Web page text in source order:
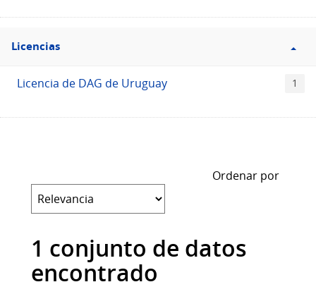
Filtro
Licencias
Licencias
Licencia de DAG de Uruguay 1
Ordenar por
1 conjunto de datos
encontrado